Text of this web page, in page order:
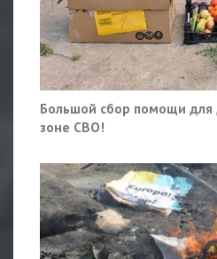
Большой сбор помощи для
зоне СВО!